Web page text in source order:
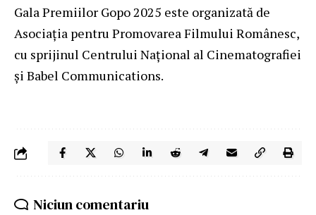
Gala Premiilor Gopo 2025 este organizată de
Asociaţia pentru Promovarea Filmului Românesc,
cu sprijinul Centrului Naţional al Cinematografiei
și Babel Communications.
Niciun comentariu